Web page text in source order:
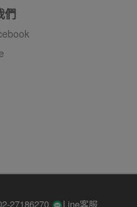
們
27186270 Line客服